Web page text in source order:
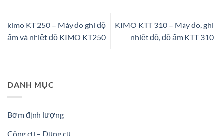
kimo KT 250 – Máy đo ghi độ
ẩm và nhiệt độ KIMO KT250
KIMO KTT 310 – Máy đo, ghi
nhiệt độ, độ ẩm KTT 310
DANH MỤC
Bơm định lượng
Công cụ – Dụng cụ